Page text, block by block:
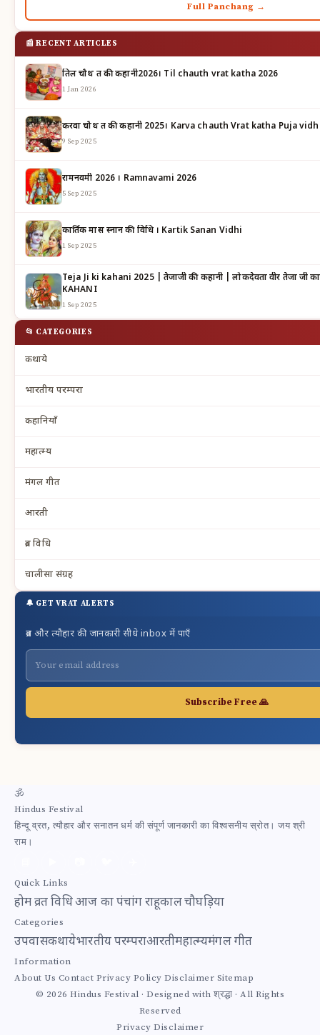
Full Panchang →
📰 RECENT ARTICLES
तिल चौथ व्रत की कहानी2026। Til chauth vrat katha 2026
1 Jan 2026
करवा चौथ व्रत की कहानी 2025। Karva chauth Vrat katha Puja
9 Sep 2025
रामनवमी 2026 । Ramnavami 2026
5 Sep 2025
कार्तिक मास स्नान की विधि । Kartik Sanan Vidhi
1 Sep 2025
Teja Ji ki kahani 2025 | तेजाजी की कहानी | लोकदेवता वीर तेजा जी का महात्म्य | TEJAJI KI
KAHANI
1 Sep 2025
📂 CATEGORIES
कथाये
भारतीय परम्परा
कहानियाँ
महात्म्य
मंगल गीत
आरती
व्रत विधि
चालीसा संग्रह
🔔 GET VRAT ALERTS
व्रत और त्यौहार की जानकारी सीधे inbox में पाएँ
Subscribe Free 🙏
🕉
Hindus Festival
हिन्दू व्रत, त्यौहार और सनातन धर्म की संपूर्ण जानकारी का विश्वसनीय स्रोत। जय श्री
राम।
Quick Links
होमव्रत विधिआज का पंचांगराहूकालचौघड़िया
Categories
उपवासकथायेभारतीय परम्पराआरतीमहात्म्यमंगल गीत
Information
About Us Contact Privacy Policy Disclaimer Sitemap
© 2026 Hindus Festival · Designed with श्रद्धा · All Rights
Reserved
Privacy Disclaimer